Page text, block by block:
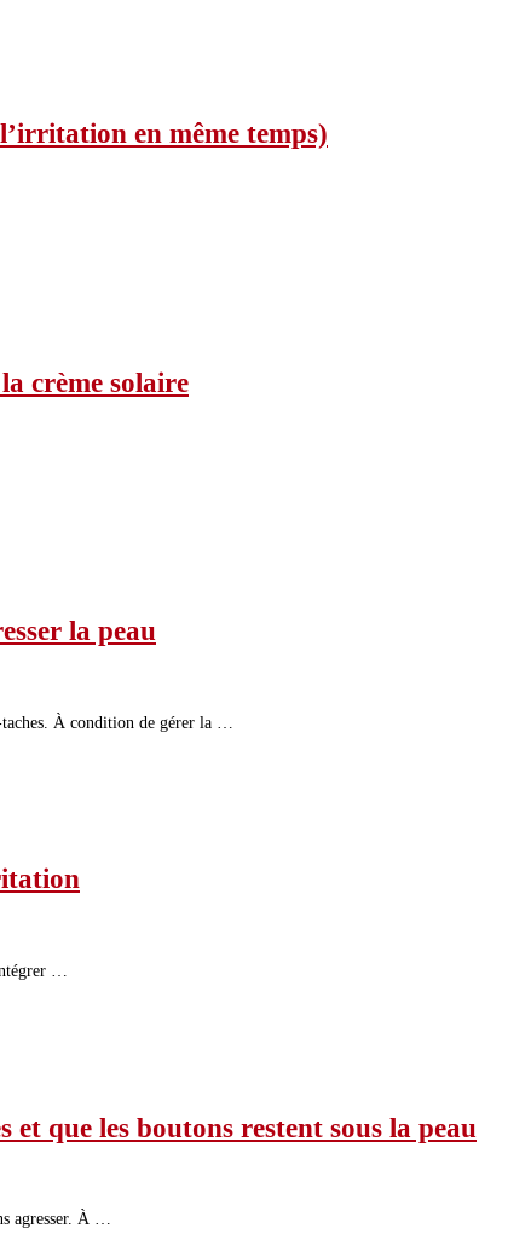
en même temps)
crème solaire
la peau
À condition de gérer la …
…
et que les boutons restent sous la peau
agresser. À …